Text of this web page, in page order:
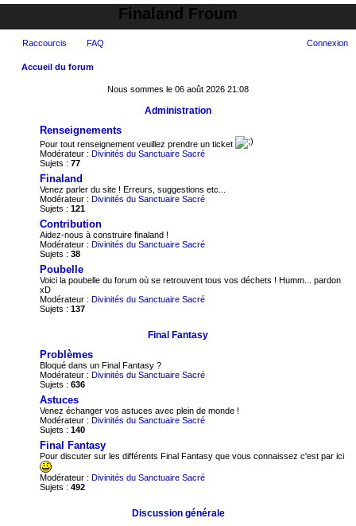
Finaland Froum
Raccourcis FAQ Connexion
Accueil du forum
Nous sommes le 06 août 2026 21:08
Administration
Renseignements
Pour tout renseignement veuillez prendre un ticket
Modérateur : Divinités du Sanctuaire Sacré
Sujets : 77
Finaland
Venez parler du site ! Erreurs, suggestions etc...
Modérateur : Divinités du Sanctuaire Sacré
Sujets : 121
Contribution
Aidez-nous à construire finaland !
Modérateur : Divinités du Sanctuaire Sacré
Sujets : 38
Poubelle
Voici la poubelle du forum où se retrouvent tous vos déchets ! Humm... pardon
xD
Modérateur : Divinités du Sanctuaire Sacré
Sujets : 137
Final Fantasy
Problèmes
Bloqué dans un Final Fantasy ?
Modérateur : Divinités du Sanctuaire Sacré
Sujets : 636
Astuces
Venez échanger vos astuces avec plein de monde !
Modérateur : Divinités du Sanctuaire Sacré
Sujets : 140
Final Fantasy
Pour discuter sur les différents Final Fantasy que vous connaissez c'est par ici
Modérateur : Divinités du Sanctuaire Sacré
Sujets : 492
Discussion générale